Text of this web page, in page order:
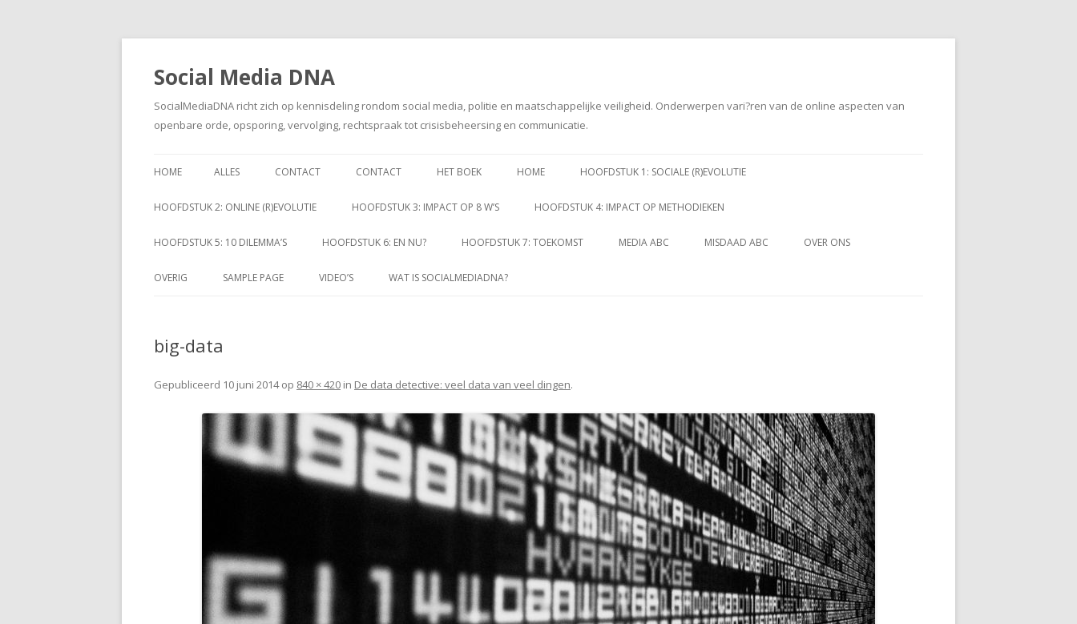
Social Media DNA
SocialMediaDNA richt zich op kennisdeling rondom social media, politie en maatschappelijke veiligheid. Onderwerpen vari?ren van de online aspecten van
openbare orde, opsporing, vervolging, rechtspraak tot crisisbeheersing en communicatie.
naar
HOME ALLES CONTACT CONTACT HET BOEK HOME HOOFDSTUK 1: SOCIALE (R)EVOLUTIE
HOOFDSTUK 2: ONLINE (R)EVOLUTIE HOOFDSTUK 3: IMPACT OP 8 W’S HOOFDSTUK 4: IMPACT OP METHODIEKEN
HOOFDSTUK 5: 10 DILEMMA’S HOOFDSTUK 6: EN NU? HOOFDSTUK 7: TOEKOMST MEDIA ABC MISDAAD ABC OVER ONS
OVERIG SAMPLE PAGE VIDEO’S WAT IS SOCIALMEDIADNA?
big-data
Gepubliceerd 10 juni 2014op 840 × 420 in De data detective: veel data van veel dingen.